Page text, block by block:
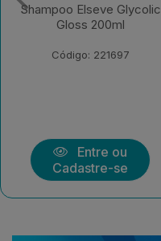
Shampoo Elseve Glycolic
Gloss 200ml
Código: 221697
Entre ou
Cadastre-se